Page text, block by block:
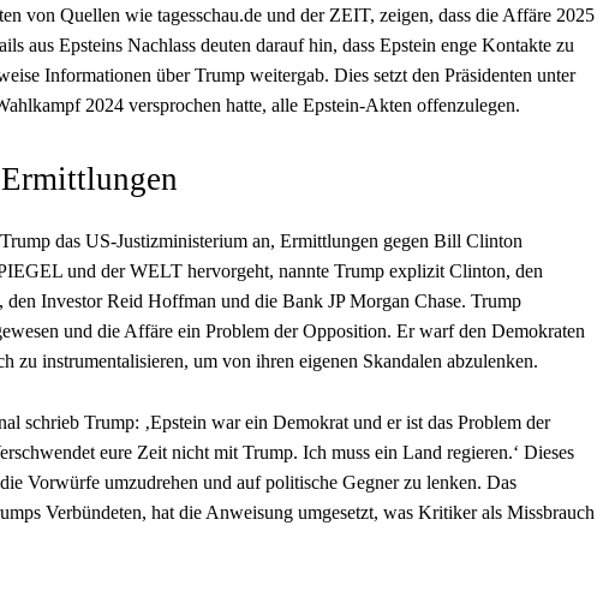
von Quellen wie tagesschau.de und der ZEIT, zeigen, dass die Affäre 2025
aus Epsteins Nachlass deuten darauf hin, dass Epstein enge Kontakte zu
Informationen über Trump weitergab. Dies setzt den Präsidenten unter
2024 versprochen hatte, alle Epstein-Akten offenzulegen.
das US-Justizministerium an, Ermittlungen gegen Bill Clinton
und der WELT hervorgeht, nannte Trump explizit Clinton, den
Investor Reid Hoffman und die Bank JP Morgan Chase. Trump
und die Affäre ein Problem der Opposition. Er warf den Demokraten
zu instrumentalisieren, um von ihren eigenen Skandalen abzulenken.
schrieb Trump: ‚Epstein war ein Demokrat und er ist das Problem der
eure Zeit nicht mit Trump. Ich muss ein Land regieren.‘ Dieses
Vorwürfe umzudrehen und auf politische Gegner zu lenken. Das
Verbündeten, hat die Anweisung umgesetzt, was Kritiker als Missbrauch